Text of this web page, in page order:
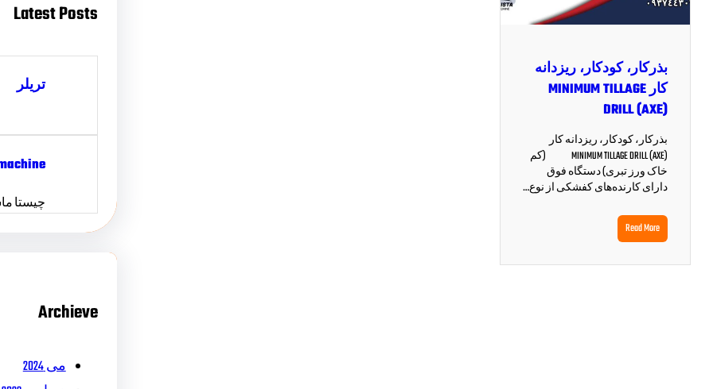
بذرکار، کودکار، ریزدانه
کار MINIMUM TILLAGE
DRILL (AXE)
بذرکار، کودکار، ریزدانه کار
MINIMUM TILLAGE DRILL (AXE) (کم
خاک ورز تبری) دستگاه فوق
دارای کارنده‌های کفشکی از نوع…
Read More
Latest Posts
تریلر
چیستا
Archieve
می 2024